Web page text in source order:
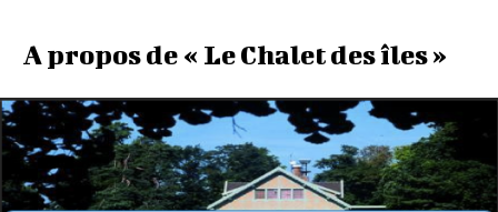
A propos de « Le Chalet des îles »